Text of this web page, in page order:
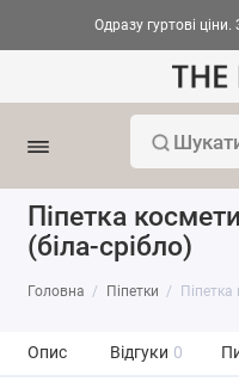
Одразу гуртові
Піпетка
(біла-срібло)
Головна Піпетки
Опис Відгуки 0